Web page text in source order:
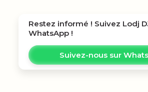
Restez informé ! Suivez Lodj
WhatsApp !
Suivez-nous sur